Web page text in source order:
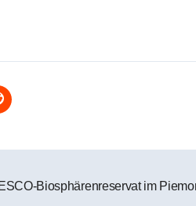
Biosphärenreservat im